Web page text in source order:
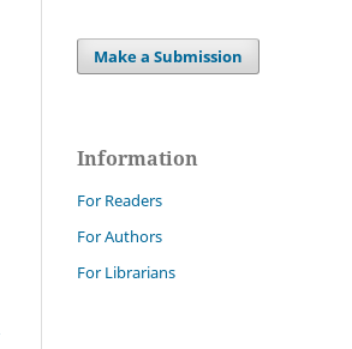
Make a Submission
Information
For Readers
For Authors
For Librarians